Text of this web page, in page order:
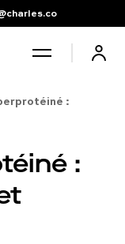
:
: